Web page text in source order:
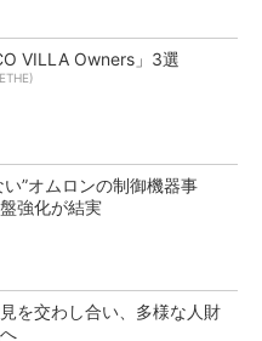
VILLA Owners」3選
”オムロンの制御機器事
強化が結実
を交わし合い、多様な人財